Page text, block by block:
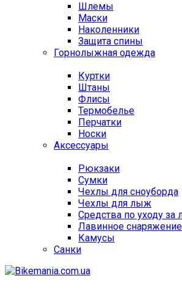
Шлемы
Маски
Наколенники
Защита спины
Горнолыжная одежда
Куртки
Штаны
Флисы
Термобелье
Перчатки
Носки
Аксессуары
Рюкзаки
Сумки
Чехлы для сноуборда
Чехлы для лыж
Средства по уходу
Лавинное снаряжение
Камусы
Санки